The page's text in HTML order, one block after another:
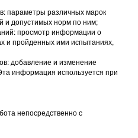
параметры различных марок
и допустимых норм по ним;
просмотр информации о
и пройденных ими испытаниях,
добавление и изменение
информация используется при
непосредственно с